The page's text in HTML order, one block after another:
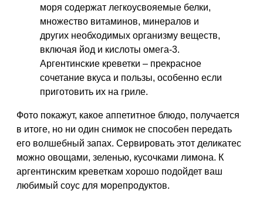
моря содержат легкоусвояемые белки,
множество витаминов, минералов и
других необходимых организму веществ,
включая йод и кислоты омега-3.
Аргентинские креветки – прекрасное
сочетание вкуса и пользы, особенно если
приготовить их на гриле.
Фото покажут, какое аппетитное блюдо, получается
в итоге, но ни один снимок не способен передать
его волшебный запах. Сервировать этот деликатес
можно овощами, зеленью, кусочками лимона. К
аргентинским креветкам хорошо подойдет ваш
любимый соус для морепродуктов.